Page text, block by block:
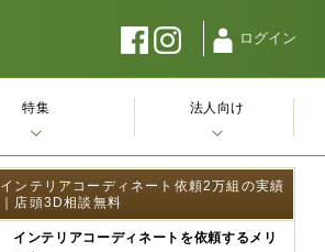
ログイン
インテリアコーディネート依頼2万組の実績
｜店頭3D相談無料
インテリアコーディネートを依頼するメリ
特集 法人向け